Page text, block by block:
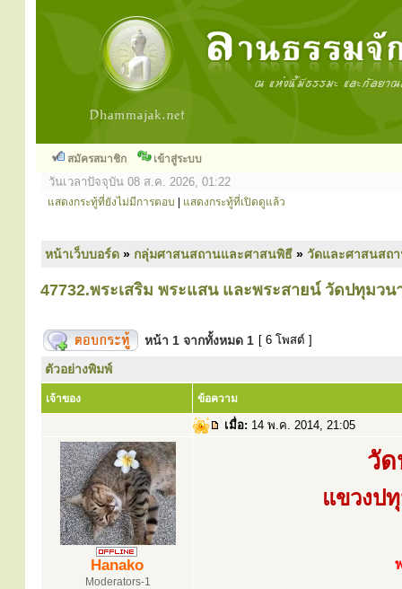
สมัครสมาชิก เข้าสู่ระบบ
วันเวลาปัจจุบัน 08 ส.ค. 2026, 01:22
แสดงกระทู้ที่ยังไม่มีการตอบ แสดงกระทู้ที่เปิดดูแล้ว
หน้าเว็บบอร์ด » กลุ่มศาสนสถานและศาสนพิธี » วัดและศาสนสถ
47732.พระเสริม พระแสน และพระสายน์ วัดปทุมวน
หน้า 1 จากทั้งหมด 1 [ 6 โพสต์ ]
ตัวอย่างพิมพ์
เจ้าของ ข้อความ
เมื่อ: 14 พ.ค. 2014, 21:05
Hanako
Moderators-1
วั
แขวงป